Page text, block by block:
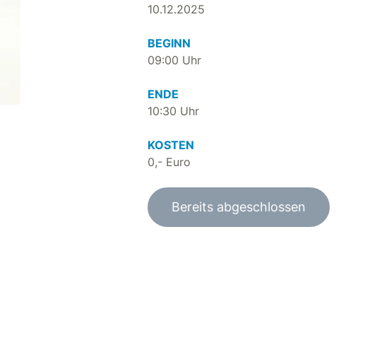
10.12.2025
BEGINN
09:00 Uhr
ENDE
10:30 Uhr
KOSTEN
0,- Euro
Bereits abgeschlossen